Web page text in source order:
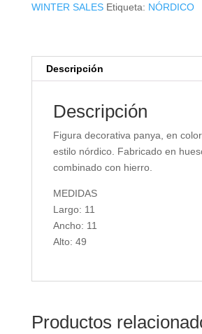
WINTER SALES Etiqueta: NÓRDICO
Descripción
Descripción
Figura decorativa panya, en
estilo nórdico. Fabricado en
combinado con hierro.
MEDIDAS
Largo: 11
Ancho: 11
Alto: 49
Productos